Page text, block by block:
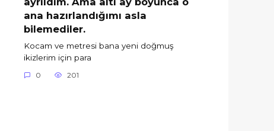
ana hazırlandığımı asla
bilemediler.
Kocam ve metresi bana yeni doğmuş
ikizlerim için para
0 201